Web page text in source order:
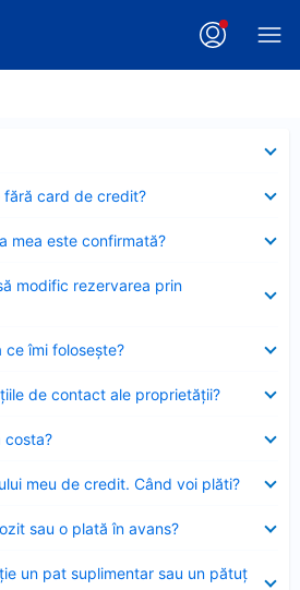
fără card de credit?
mea este confirmată?
modific rezervarea prin
ce îmi foloseşte?
de contact ale proprietății?
costa?
meu de credit. Când voi plăti?
sau o plată în avans?
un pat suplimentar sau un pătuț